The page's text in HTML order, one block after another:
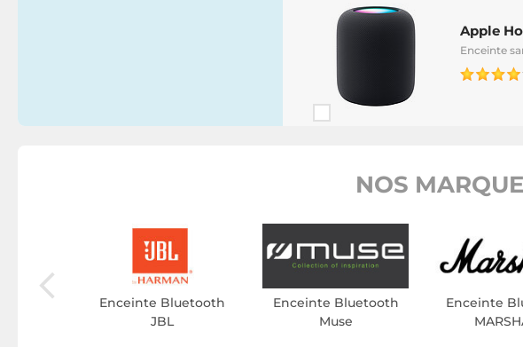
Apple
Enceinte
NOS
Enceinte Bluetooth
JBL
Enceinte Bluetooth
Muse
Enceinte